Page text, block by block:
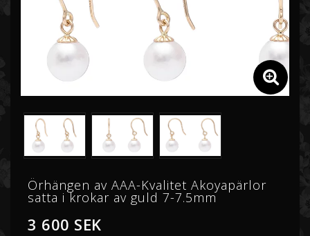
PÄRLARMBAND
AKOYAPÄRLOR
TAHITIPÄRLOR
SÖTVATTENSPÄRLOR
Örhängen av AAA-Kvalitet Akoyapärlor
satta i krokar av guld 7-7.5mm
3 600 SEK